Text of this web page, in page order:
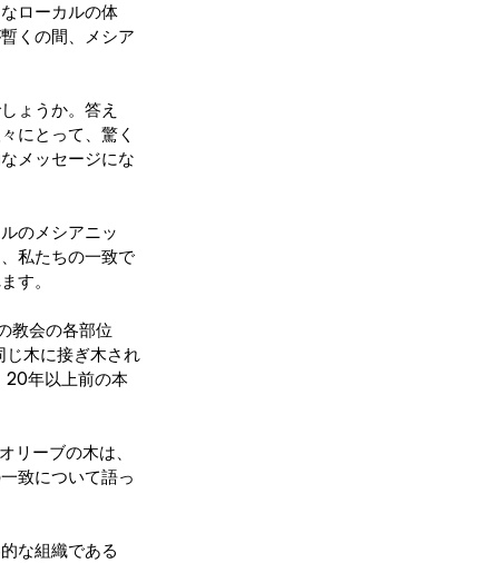
ローカルの体
くの間、メシア
ょうか。答え
にとって、驚く
メッセージにな
のメシアニッ
私たちの一致で
す。
教会の各部位
じ木に接ぎ木され
20年以上前の本
リーブの木は、
致について語っ
な組織である